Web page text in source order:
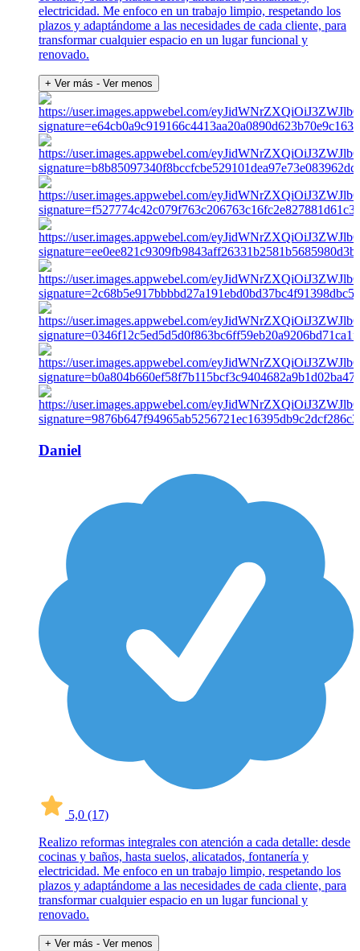
electricidad. Me enfoco en un trabajo limpio, respetando los
plazos y adaptándome a las necesidades de cada cliente, para
transformar cualquier espacio en un lugar funcional y
renovado.
+ Ver más - Ver menos
Daniel
5,0 (17)
Realizo reformas integrales con atención a cada detalle: desde
cocinas y baños, hasta suelos, alicatados, fontanería y
electricidad. Me enfoco en un trabajo limpio, respetando los
plazos y adaptándome a las necesidades de cada cliente, para
transformar cualquier espacio en un lugar funcional y
renovado.
+ Ver más - Ver menos